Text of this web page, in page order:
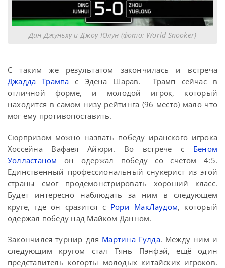
Дин Джуньху и Джоу Юлун (фото: World Snooker)
С таким же результатом закончилась и встреча
Джадда Трампа с Эдена Шарав. Трамп сейчас в
отличной форме, и молодой игрок, который
находится в самом низу рейтинга (96 место) мало что
мог ему противопоставить.
Сюрпризом можно назвать победу иранского игрока
Хоссейна Вафаея Айюри. Во встрече с Беном
Уолластаном он одержал победу со счетом 4:5.
Единственный профессиональный снукерист из этой
страны смог продемонстрировать хороший класс.
Будет интересно наблюдать за ним в следующем
круге, где он сразится с Рори МакЛаудом, который
одержал победу над Майком Данном.
Закончился турнир для Мартина Гулда. Между ним и
следующим кругом стал Тянь Пэнфэй, ещё один
представитель когорты молодых китайских игроков.